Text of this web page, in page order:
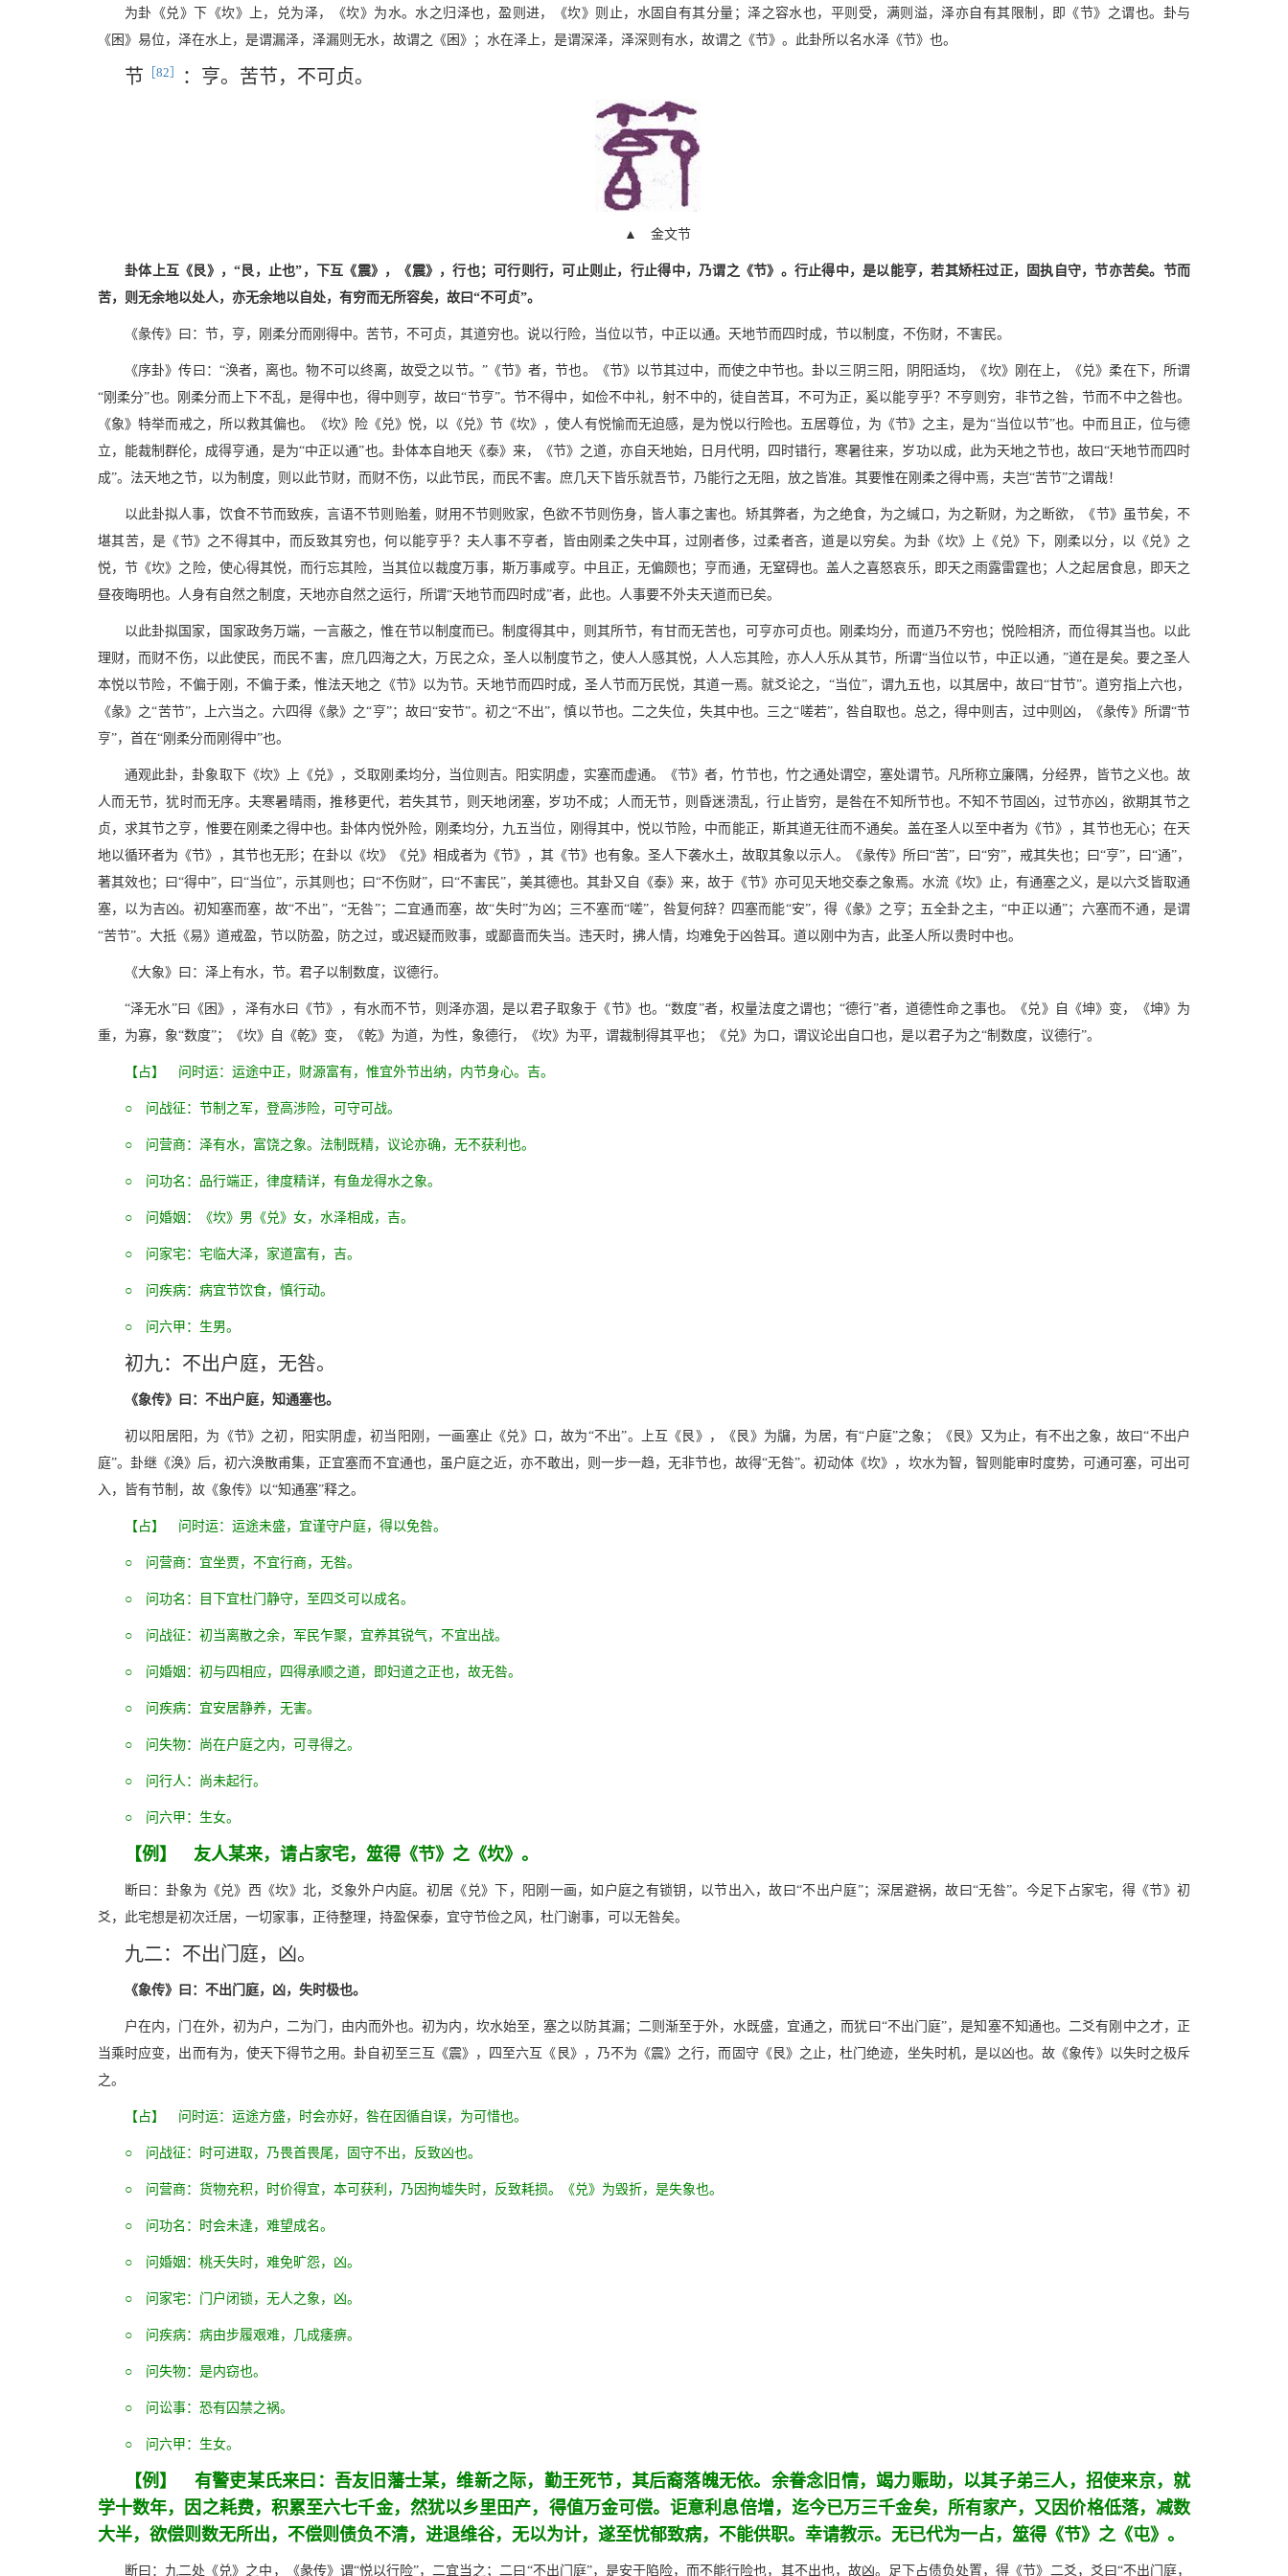
为卦《兑》下《坎》上，兑为泽，《坎》为水。水之归泽也，盈则进，《坎》则止，水固自有其分量；泽之容水也，平则受，满则溢，泽亦自有其限制，即《节》之谓也。卦与
《困》易位，泽在水上，是谓漏泽，泽漏则无水，故谓之《困》；水在泽上，是谓深泽，泽深则有水，故谓之《节》。此卦所以名水泽《节》也。
节 ［82］ ：亨。苦节，不可贞。
▲ 金文节
卦体上互《艮》，“艮，止也”，下互《震》，《震》，行也；可行则行，可止则止，行止得中，乃谓之《节》。行止得中，是以能亨，若其矫枉过正，固执自守，节亦苦矣。节而
苦，则无余地以处人，亦无余地以自处，有穷而无所容矣，故曰“不可贞”。
《彖传》曰：节，亨，刚柔分而刚得中。苦节，不可贞，其道穷也。说以行险，当位以节，中正以通。天地节而四时成，节以制度，不伤财，不害民。
《序卦》传曰：“涣者，离也。物不可以终离，故受之以节。”《节》者，节也。《节》以节其过中，而使之中节也。卦以三阴三阳，阴阳适均，《坎》刚在上，《兑》柔在下，所谓
“刚柔分”也。刚柔分而上下不乱，是得中也，得中则亨，故曰“节亨”。节不得中，如俭不中礼，射不中的，徒自苦耳，不可为正，奚以能亨乎？不亨则穷，非节之咎，节而不中之咎也。
《象》特举而戒之，所以救其偏也。《坎》险《兑》悦，以《兑》节《坎》，使人有悦愉而无迫感，是为悦以行险也。五居尊位，为《节》之主，是为“当位以节”也。中而且正，位与德
立，能裁制群伦，成得亨通，是为“中正以通”也。卦体本自地天《泰》来，《节》之道，亦自天地始，日月代明，四时错行，寒暑往来，岁功以成，此为天地之节也，故曰“天地节而四时
成”。法天地之节，以为制度，则以此节财，而财不伤，以此节民，而民不害。庶几天下皆乐就吾节，乃能行之无阻，放之皆准。其要惟在刚柔之得中焉，夫岂“苦节”之谓哉！
以此卦拟人事，饮食不节而致疾，言语不节则贻羞，财用不节则败家，色欲不节则伤身，皆人事之害也。矫其弊者，为之绝食，为之缄口，为之靳财，为之断欲，《节》虽节矣，不
堪其苦，是《节》之不得其中，而反致其穷也，何以能亨乎？夫人事不亨者，皆由刚柔之失中耳，过刚者侈，过柔者吝，道是以穷矣。为卦《坎》上《兑》下，刚柔以分，以《兑》之
悦，节《坎》之险，使心得其悦，而行忘其险，当其位以裁度万事，斯万事咸亨。中且正，无偏颇也；亨而通，无窒碍也。盖人之喜怒哀乐，即天之雨露雷霆也；人之起居食息，即天之
昼夜晦明也。人身有自然之制度，天地亦自然之运行，所谓“天地节而四时成”者，此也。人事要不外夫天道而已矣。
以此卦拟国家，国家政务万端，一言蔽之，惟在节以制度而已。制度得其中，则其所节，有甘而无苦也，可亨亦可贞也。刚柔均分，而道乃不穷也；悦险相济，而位得其当也。以此
理财，而财不伤，以此使民，而民不害，庶几四海之大，万民之众，圣人以制度节之，使人人感其悦，人人忘其险，亦人人乐从其节，所谓“当位以节，中正以通，”道在是矣。要之圣人
本悦以节险，不偏于刚，不偏于柔，惟法天地之《节》以为节。天地节而四时成，圣人节而万民悦，其道一焉。就爻论之，“当位”，谓九五也，以其居中，故曰“甘节”。道穷指上六也，
《彖》之“苦节”，上六当之。六四得《彖》之“亨”；故曰“安节”。初之“不出”，慎以节也。二之失位，失其中也。三之“嗟若”，咎自取也。总之，得中则吉，过中则凶，《彖传》所谓“节
亨”，首在“刚柔分而刚得中”也。
通观此卦，卦象取下《坎》上《兑》，爻取刚柔均分，当位则吉。阳实阴虚，实塞而虚通。《节》者，竹节也，竹之通处谓空，塞处谓节。凡所称立廉隅，分经界，皆节之义也。故
人而无节，犹时而无序。夫寒暑晴雨，推移更代，若失其节，则天地闭塞，岁功不成；人而无节，则昏迷溃乱，行止皆穷，是咎在不知所节也。不知不节固凶，过节亦凶，欲期其节之
贞，求其节之亨，惟要在刚柔之得中也。卦体内悦外险，刚柔均分，九五当位，刚得其中，悦以节险，中而能正，斯其道无往而不通矣。盖在圣人以至中者为《节》，其节也无心；在天
地以循环者为《节》，其节也无形；在卦以《坎》《兑》相成者为《节》，其《节》也有象。圣人下袭水土，故取其象以示人。《彖传》所曰“苦”，曰“穷”，戒其失也；曰“亨”，曰“通”，
著其效也；曰“得中”，曰“当位”，示其则也；曰“不伤财”，曰“不害民”，美其德也。其卦又自《泰》来，故于《节》亦可见天地交泰之象焉。水流《坎》止，有通塞之义，是以六爻皆取通
塞，以为吉凶。初知塞而塞，故“不出”，“无咎”；二宜通而塞，故“失时”为凶；三不塞而“嗟”，咎复何辞？四塞而能“安”，得《彖》之亨；五全卦之主，“中正以通”；六塞而不通，是谓
“苦节”。大抵《易》道戒盈，节以防盈，防之过，或迟疑而败事，或鄙啬而失当。违天时，拂人情，均难免于凶咎耳。道以刚中为吉，此圣人所以贵时中也。
《大象》曰：泽上有水，节。君子以制数度，议德行。
“泽无水”曰《困》，泽有水曰《节》，有水而不节，则泽亦涸，是以君子取象于《节》也。“数度”者，权量法度之谓也；“德行”者，道德性命之事也。《兑》自《坤》变，《坤》为
重，为寡，象“数度”；《坎》自《乾》变，《乾》为道，为性，象德行，《坎》为平，谓裁制得其平也；《兑》为口，谓议论出自口也，是以君子为之“制数度，议德行”。
【占】 问时运：运途中正，财源富有，惟宜外节出纳，内节身心。吉。
○ 问战征：节制之军，登高涉险，可守可战。
○ 问营商：泽有水，富饶之象。法制既精，议论亦确，无不获利也。
○ 问功名：品行端正，律度精详，有鱼龙得水之象。
○ 问婚姻：《坎》男《兑》女，水泽相成，吉。
○ 问家宅：宅临大泽，家道富有，吉。
○ 问疾病：病宜节饮食，慎行动。
○ 问六甲：生男。
初九：不出户庭，无咎。
《象传》曰：不出户庭，知通塞也。
初以阳居阳，为《节》之初，阳实阴虚，初当阳刚，一画塞止《兑》口，故为“不出”。上互《艮》，《艮》为牖，为居，有“户庭”之象；《艮》又为止，有不出之象，故曰“不出户
庭”。卦继《涣》后，初六涣散甫集，正宜塞而不宜通也，虽户庭之近，亦不敢出，则一步一趋，无非节也，故得“无咎”。初动体《坎》，坎水为智，智则能审时度势，可通可塞，可出可
入，皆有节制，故《象传》以“知通塞”释之。
【占】 问时运：运途未盛，宜谨守户庭，得以免咎。
○ 问营商：宜坐贾，不宜行商，无咎。
○ 问功名：目下宜杜门静守，至四爻可以成名。
○ 问战征：初当离散之余，军民乍聚，宜养其锐气，不宜出战。
○ 问婚姻：初与四相应，四得承顺之道，即妇道之正也，故无咎。
○ 问疾病：宜安居静养，无害。
○ 问失物：尚在户庭之内，可寻得之。
○ 问行人：尚未起行。
○ 问六甲：生女。
【例】 友人某来，请占家宅，筮得《节》之《坎》。
断曰：卦象为《兑》西《坎》北，爻象外户内庭。初居《兑》下，阳刚一画，如户庭之有锁钥，以节出入，故曰“不出户庭”；深居避祸，故曰“无咎”。今足下占家宅，得《节》初
爻，此宅想是初次迁居，一切家事，正待整理，持盈保泰，宜守节俭之风，杜门谢事，可以无咎矣。
九二：不出门庭，凶。
《象传》曰：不出门庭，凶，失时极也。
户在内，门在外，初为户，二为门，由内而外也。初为内，坎水始至，塞之以防其漏；二则渐至于外，水既盛，宜通之，而犹曰“不出门庭”，是知塞不知通也。二爻有刚中之才，正
当乘时应变，出而有为，使天下得节之用。卦自初至三互《震》，四至六互《艮》，乃不为《震》之行，而固守《艮》之止，杜门绝迹，坐失时机，是以凶也。故《象传》以失时之极斥
之。
【占】 问时运：运途方盛，时会亦好，咎在因循自误，为可惜也。
○ 问战征：时可进取，乃畏首畏尾，固守不出，反致凶也。
○ 问营商：货物充积，时价得宜，本可获利，乃因拘墟失时，反致耗损。《兑》为毁折，是失象也。
○ 问功名：时会未逢，难望成名。
○ 问婚姻：桃夭失时，难免旷怨，凶。
○ 问家宅：门户闭锁，无人之象，凶。
○ 问疾病：病由步履艰难，几成痿痹。
○ 问失物：是内窃也。
○ 问讼事：恐有囚禁之祸。
○ 问六甲：生女。
【例】 有警吏某氏来曰：吾友旧藩士某，维新之际，勤王死节，其后裔落魄无依。余眷念旧情，竭力赈助，以其子弟三人，招使来京，就
学十数年，因之耗费，积累至六七千金，然犹以乡里田产，得值万金可偿。讵意利息倍增，迄今已万三千金矣，所有家产，又因价格低落，减数
大半，欲偿则数无所出，不偿则债负不清，进退维谷，无以为计，遂至忧郁致病，不能供职。幸请教示。无已代为一占，筮得《节》之《屯》。
断曰：九二处《兑》之中，《彖传》谓“悦以行险”，二宜当之；二曰“不出门庭”，是安于陷险，而不能行险也，其不出也，故凶。足下占债负处置，得《节》二爻，爻曰“不出门庭，